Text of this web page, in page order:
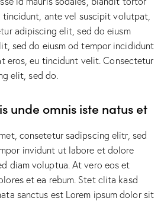
tincidunt, ante vel suscipit volutpat,
adipiscing elit, sed do eiusm
sed do eiusm od tempor incididunt
eros, eu tincidunt velit. Consectetur
elit, sed do.
unde omnis iste natus et
consetetur sadipscing elitr, sed
invidunt ut labore et dolore
diam voluptua. At vero eos et
et ea rebum. Stet clita kasd
sanctus est Lorem ipsum dolor sit